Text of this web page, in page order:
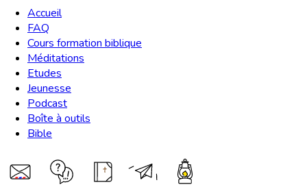
Accueil
FAQ
Cours formation biblique
Méditations
Etudes
Jeunesse
Podcast
Boîte à outils
Bible